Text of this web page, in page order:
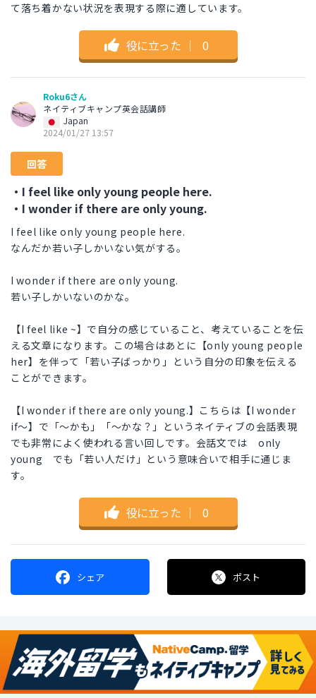
て落ち着かない状況を表現する際に適しています。
役に立った ｜ 0
Roku6さん
ネイティブキャンプ英会話講師
Japan
2024/01/27 13:57
回答
・I feel like only young people here.
・I wonder if there are only young.
I feel like only young people here.
なんだか若い子しかいない気がする。
I wonder if there are only young.
若い子しかいないのかな。
【I feel like ~】で自分の感じていること、考えていることを伝
える文章になります。この場合はあとに【only young people
her】を伴って「若い子ばっかり」という自分の印象を伝える
ことができます。
【I wonder if there are only young.】こちらは【I wonder
if～】で「～かも」「～かな？」というネイティブの会話表現
でも非常によく使われる言い回しです。会話文では only
young でも「若い人だけ」という意味合いで相手に通じま
す。
役に立った ｜ 0
シェア ポスト